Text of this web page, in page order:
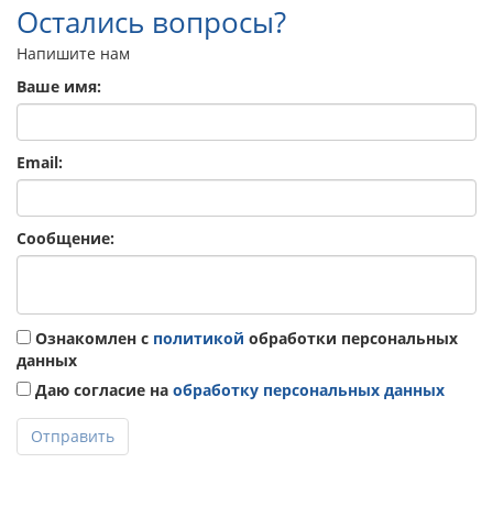
Остались вопросы?
Напишите нам
Ваше имя:
Email:
Сообщение:
Ознакомлен с политикой обработки персональных
данных
Даю согласие на обработку персональных данных
Отправить